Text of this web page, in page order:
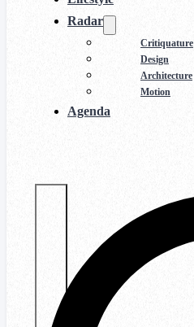
Radar
Critiquature
Design
Architecture
Motion
Agenda